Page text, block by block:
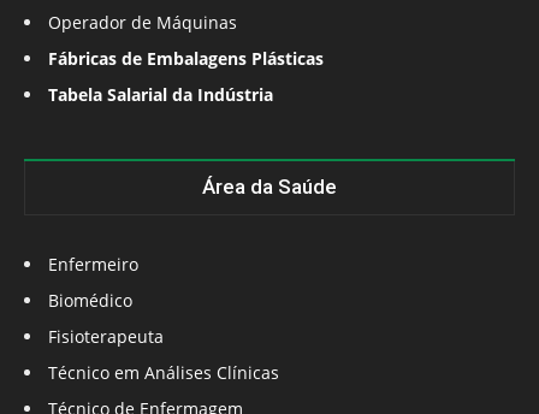
Operador de Máquinas
Fábricas de Embalagens Plásticas
Tabela Salarial da Indústria
Área da Saúde
Enfermeiro
Biomédico
Fisioterapeuta
Técnico em Análises Clínicas
Técnico de Enfermagem